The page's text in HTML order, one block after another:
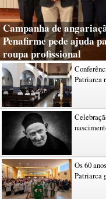
Campanha de
Penafirme pede ajuda
roupa profissional
Patriarca
Os 60
Patriarca